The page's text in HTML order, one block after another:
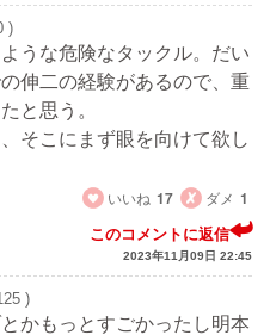
)
うな危険なタックル。だい
伸二の経験があるので、重
と思う。
そこにまず眼を向けて欲し
いいね 17 ダメ 1
このコメントに返信
2023年11月09日 22:45
)
かもっとすごかったし明本